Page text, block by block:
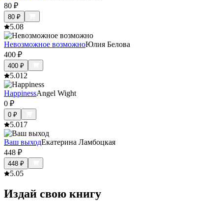
80 ₽
80 ₽
5.08
Невозможное возможноЮлия Белова
400 ₽
400 ₽
5.012
НappinessAngel Wight
0 ₽
0 ₽
5.017
Ваш выходЕкатерина Ламбоцкая
448 ₽
448 ₽
5.05
Издай свою книгу